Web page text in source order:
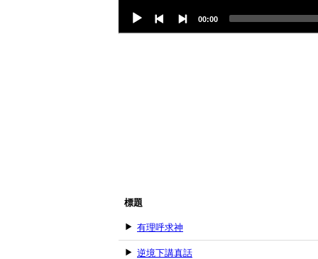
Player
00:00
標題
有理呼求神
逆境下講真話